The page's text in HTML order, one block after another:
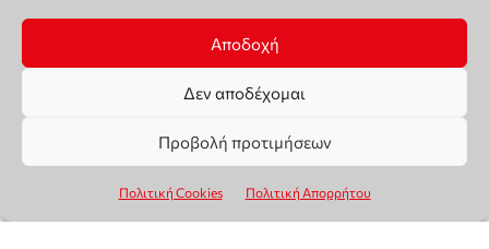
Αποδοχή
Δεν αποδέχομαι
Προβολή προτιμήσεων
Πολιτική Cookies Πολιτική Απορρήτου